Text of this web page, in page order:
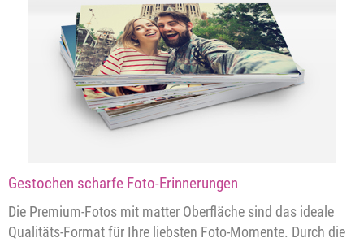
Gestochen scharfe Foto-Erinnerungen
Die Premium-Fotos mit matter Oberfläche sind das ideale
Qualitäts-Format für Ihre liebsten Foto-Momente. Durch die